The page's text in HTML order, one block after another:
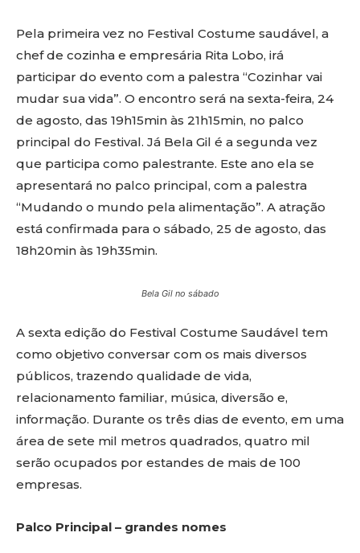
Pela primeira vez no Festival Costume saudável, a
chef de cozinha e empresária Rita Lobo, irá
participar do evento com a palestra “Cozinhar vai
mudar sua vida”. O encontro será na sexta-feira, 24
de agosto, das 19h15min às 21h15min, no palco
principal do Festival. Já Bela Gil é a segunda vez
que participa como palestrante. Este ano ela se
apresentará no palco principal, com a palestra
“Mudando o mundo pela alimentação”. A atração
está confirmada para o sábado, 25 de agosto, das
18h20min às 19h35min.
Bela Gil no sábado
A sexta edição do Festival Costume Saudável tem
como objetivo conversar com os mais diversos
públicos, trazendo qualidade de vida,
relacionamento familiar, música, diversão e,
informação. Durante os três dias de evento, em uma
área de sete mil metros quadrados, quatro mil
serão ocupados por estandes de mais de 100
empresas.
Palco Principal – grandes nomes